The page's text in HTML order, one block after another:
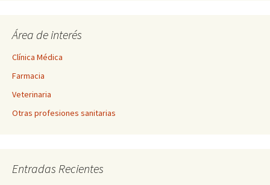
Área de interés
Clínica Médica
Farmacia
Veterinaria
Otras profesiones sanitarias
Entradas Recientes